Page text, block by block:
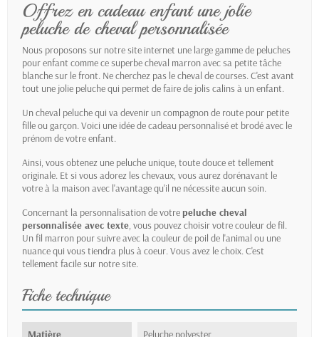
Offrez en cadeau enfant une jolie
peluche de cheval personnalisée
Nous proposons sur notre site internet une large gamme de peluches
pour enfant comme ce superbe cheval marron avec sa petite tâche
blanche sur le front. Ne cherchez pas le cheval de courses. C'est avant
tout une jolie peluche qui permet de faire de jolis calins à un enfant.
Un cheval peluche qui va devenir un compagnon de route pour petite
fille ou garçon. Voici une idée de cadeau personnalisé et brodé avec le
prénom de votre enfant.
Ainsi, vous obtenez une peluche unique, toute douce et tellement
originale. Et si vous adorez les chevaux, vous aurez dorénavant le
votre à la maison avec l'avantage qu'il ne nécessite aucun soin.
Concernant la personnalisation de votre peluche cheval
personnalisée avec texte , vous pouvez choisir votre couleur de fil.
Un fil marron pour suivre avec la couleur de poil de l'animal ou une
nuance qui vous tiendra plus à coeur. Vous avez le choix. C'est
tellement facile sur notre site.
Fiche technique
Matière Peluche polyester